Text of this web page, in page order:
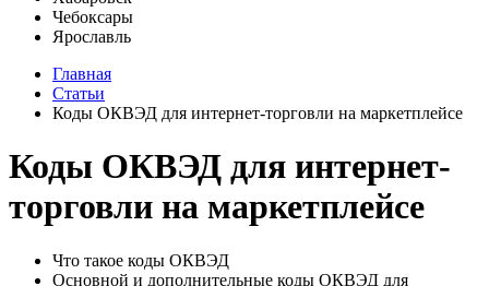
Чебоксары
Ярославль
Главная
Статьи
Коды ОКВЭД для интернет-торговли на маркетплейсе
Коды ОКВЭД для интернет-
торговли на маркетплейсе
Что такое коды ОКВЭД
Основной и дополнительные коды ОКВЭД для